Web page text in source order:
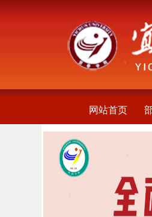
网站首页